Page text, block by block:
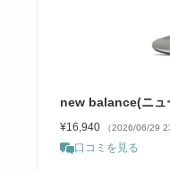
new balance(ニュ
¥16,940 （2026/06/29
口コミを見る